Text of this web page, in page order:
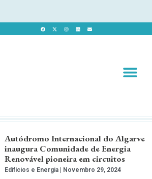
Autódromo Internacional do Algarve
inaugura Comunidade de Energia
Renovável pioneira em circuitos
Edifícios e Energia Novembro 29, 2024